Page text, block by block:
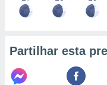
Partilhar esta